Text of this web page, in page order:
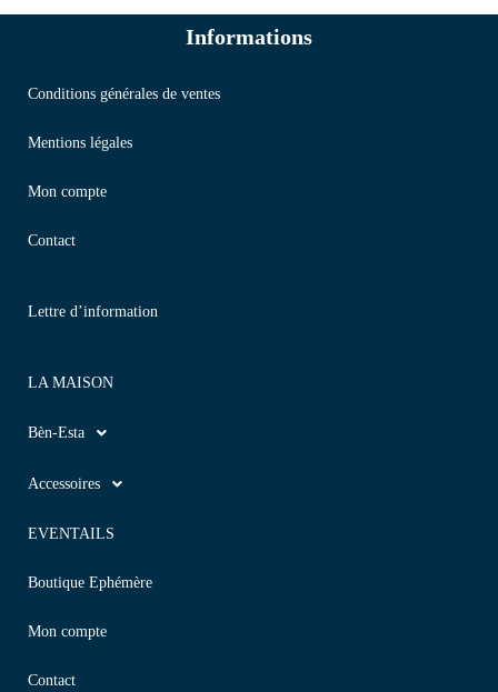
Informations
Conditions générales de ventes
Mentions légales
Mon compte
Contact
Lettre d’information
LA MAISON
Bèn-Esta
Accessoires
EVENTAILS
Boutique Ephémère
Mon compte
Contact